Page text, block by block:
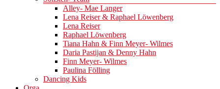
Alley- Mae Langer
Lena Reiser & Raphael Löwenberg
Lena Reiser
Raphael Löwenberg
Tiana Hahn & Finn Meyer- Wilmes
Daria Pastijan & Denny Hahn
Finn Meyer- Wilmes
Paulina Fölling
Dancing Kids